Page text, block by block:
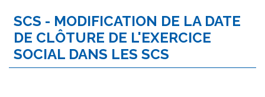
SCS - MODIFICATION DE LA DATE
DE CLÔTURE DE L'EXERCICE
SOCIAL DANS LES SCS